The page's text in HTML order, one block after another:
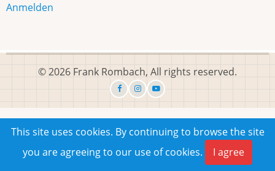
Anmelden
© 2026 Frank Rombach, All rights reserved.
This site uses cookies. By continuing to browse the site
you are agreeing to our use of cookies.
I agree